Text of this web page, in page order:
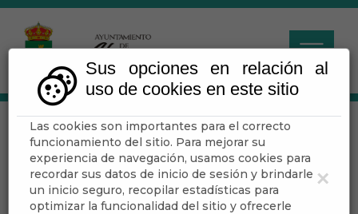
×
Sus opciones en relación al
uso de cookies en este sitio
Las cookies son importantes para el correcto
funcionamiento del sitio. Para mejorar su
experiencia de navegación, usamos cookies para
recordar sus datos de inicio de sesión y brindarle
un inicio seguro, recopilar estadísticas para
optimizar la funcionalidad del sitio y ofrecerle
ABRUCENA EN
FIESTAS. SAN JOSÉ
2019.